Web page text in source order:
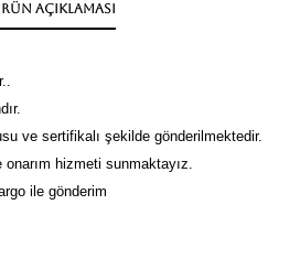
Açıklaması
ve sertifikalı şekilde gönderilmektedir.
hizmeti sunmaktayız.
ile gönderim